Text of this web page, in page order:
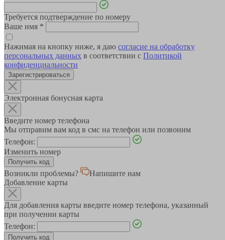
Требуется подтверждение по номеру
Ваше имя *
Нажимая на кнопку ниже, я даю согласие на обработку
персональных данных в соответствии с Политикой
конфиденциальности
Зарегистрироваться
Электронная бонусная карта
Введите номер телефона
Мы отправим вам код в смс на телефон или позвоним
Телефон:
Изменить номер
Возникли проблемы?
Напишите нам
Добавление карты
Для добавления карты введите номер телефона, указанный
при получении карты
Телефон: